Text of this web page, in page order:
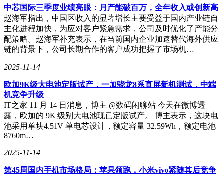
中芯国际三季度业绩亮眼：月产能破百万，全年收入或创新高
赵海军指出，中国区收入的显著增长主要受益于国内产业链自
主化进程加快，为应对客户紧急需求，公司及时优化了产能分
配策略。赵海军补充表示，在当前国内企业加速替代海外供应
链的背景下，公司长期合作的客户成功把握了市场机…
2025-11-14
欧加9K级大电池定版试产，一加骁龙8系直屏新机测试，中端
机竞争升级
IT之家 11 月 14 日消息，博主 @数码闲聊站 今天在微博透
露，欧加的 9K 级别大电池现已定版试产。 博主表示，这块电
池采用单块4.51V 单电芯设计，额定容量 32.59Wh，额定电池
8760m…
2025-11-14
第45周国内手机市场格局：苹果领跑，小米vivo紧随其后竞争